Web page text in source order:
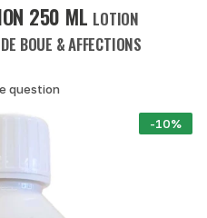
250 ML LOTION
BOUE & AFFECTIONS
question
-10%